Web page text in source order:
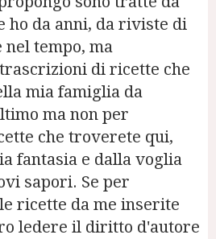
ho da anni, da riviste di
nel tempo, ma
di ricette che
mia famiglia da
ma non per
che troverete qui,
fantasia e dalla voglia
sapori. Se per
ricette da me inserite
ledere il diritto d'autore